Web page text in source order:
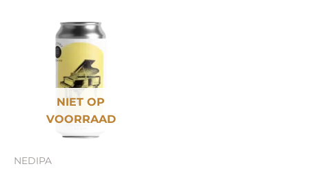
NIET OP
VOORRAAD
NEDIPA